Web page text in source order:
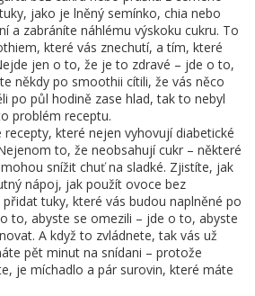
, jako je lněný semínko, chia nebo
a zabráníte náhlému výskoku cukru. To
které vás znechutí, a tím, které
jen o to, že je to zdravé – jde o to,
někdy po smoothii cítili, že vás něco
po půl hodině zase hlad, tak to nebyl
problém receptu.
recepty, které nejen vyhovují diabetické
to, že neobsahují cukr – některé
snížit chuť na sladké. Zjistíte, jak
nápoj, jak použít ovoce bez
tuky, které vás budou naplněné po
to, abyste se omezili – jde o to, abyste
A když to zvládnete, tak vás už
pět minut na snídani – protože
je míchadlo a pár surovin, které máte